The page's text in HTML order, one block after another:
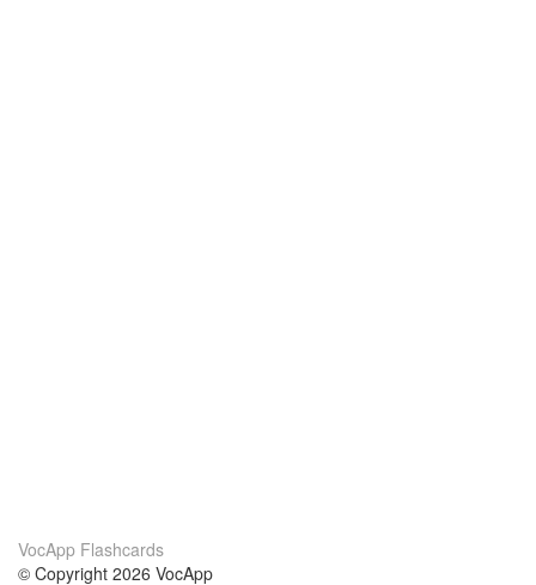
VocApp Flashcards
© Copyright 2026 VocApp